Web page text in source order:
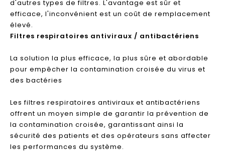
d'autres types de filtres. L'avantage est sûr et
efficace, l'inconvénient est un coût de remplacement
élevé.
Filtres respiratoires antiviraux / antibactériens
La solution la plus efficace, la plus sûre et abordable
pour empêcher la contamination croisée du virus et
des bactéries
Les filtres respiratoires antiviraux et antibactériens
offrent un moyen simple de garantir la prévention de
la contamination croisée, garantissant ainsi la
sécurité des patients et des opérateurs sans affecter
les performances du système.